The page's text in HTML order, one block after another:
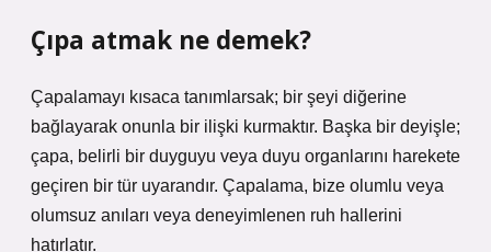
Çıpa atmak ne demek?
Çapalamayı kısaca tanımlarsak; bir şeyi diğerine
bağlayarak onunla bir ilişki kurmaktır. Başka bir deyişle;
çapa, belirli bir duyguyu veya duyu organlarını harekete
geçiren bir tür uyarandır. Çapalama, bize olumlu veya
olumsuz anıları veya deneyimlenen ruh hallerini
hatırlatır.